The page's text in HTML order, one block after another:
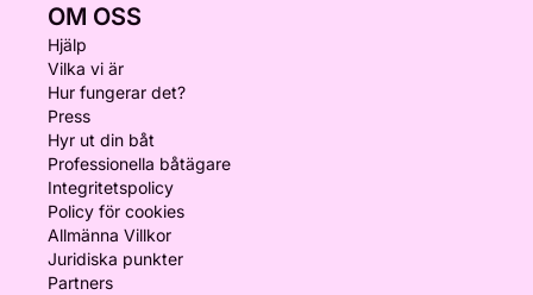
OM OSS
Hjälp
Vilka vi är
Hur fungerar det?
Press
Hyr ut din båt
Professionella båtägare
Integritetspolicy
Policy för cookies
Allmänna Villkor
Juridiska punkter
Partners